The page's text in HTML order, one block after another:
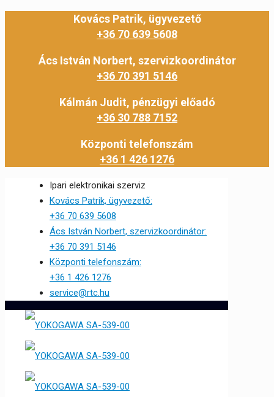
Kovács Patrik, ügyvezető
+36 70 639 5608
Ács István Norbert, szervizkoordinátor
+36 70 391 5146
Kálmán Judit, pénzügyi előadó
+36 30 788 7152
Központi telefonszám
+36 1 426 1276
Ipari elektronikai szerviz
Kovács Patrik, ügyvezető:
+36 70 639 5608
Ács István Norbert, szervizkoordinátor:
+36 70 391 5146
Központi telefonszám:
+36 1 426 1276
service@rtc.hu